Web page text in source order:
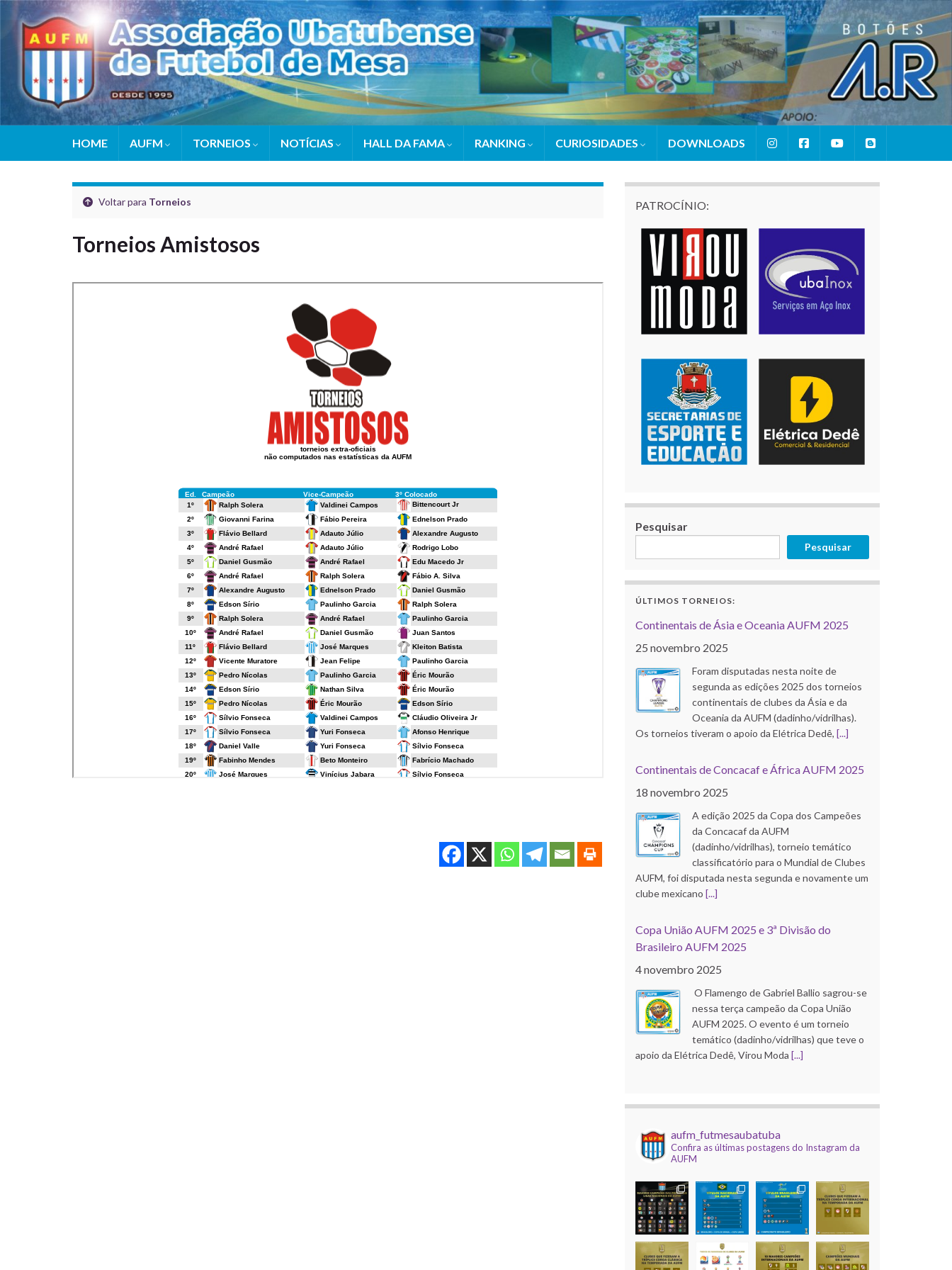
HOME AUFM TORNEIOS NOTÍCIAS HALL DA FAMA RANKING CURIOSIDADES DOWNLOADS
Voltar para Torneios
Torneios Amistosos
PATROCÍNIO:
Pesquisar
Pesquisar
ÚLTIMOS TORNEIOS:
Continentais de Ásia e Oceania AUFM 2025
25 novembro 2025
Foram disputadas nesta noite de
segunda as edições 2025 dos torneios
continentais de clubes da Ásia e da
Oceania da AUFM (dadinho/vidrilhas).
Os torneios tiveram o apoio da Elétrica Dedê, [...]
Continentais de Concacaf e África AUFM 2025
18 novembro 2025
A edição 2025 da Copa dos Campeões
da Concacaf da AUFM
(dadinho/vidrilhas), torneio temático
classificatório para o Mundial de Clubes
AUFM, foi disputada nesta segunda e novamente um
clube mexicano [...]
Copa União AUFM 2025 e 3ª Divisão do
Brasileiro AUFM 2025
4 novembro 2025
O Flamengo de Gabriel Ballio sagrou-se
nessa terça campeão da Copa União
AUFM 2025. O evento é um torneio
temático (dadinho/vidrilhas) que teve o
apoio da Elétrica Dedê, Virou Moda [...]
O Corinthians de Róbson Pinho faturou
a edição 2025 da Copa do Brasil AUFM
contou com apoio da Elétrica Dedê, Uba
Inox e Virou Moda, e[...]
Mundial de Clubes AUFM 2025
9 dezembro 2025
aufm_futmesaubatuba
Confira as últimas postagens do Instagram da
AUFM